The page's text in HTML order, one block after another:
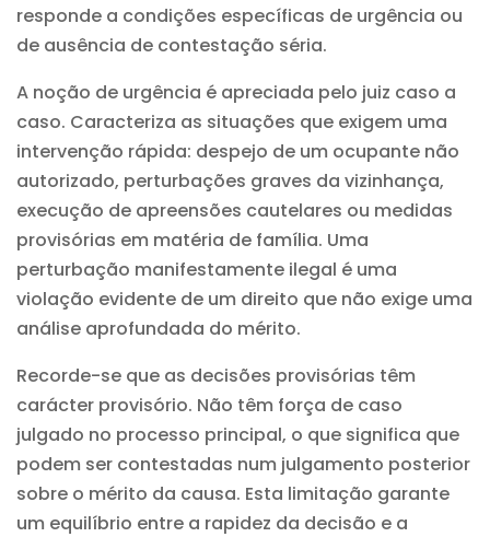
responde a condições específicas de urgência ou
de ausência de contestação séria.
A noção de urgência é apreciada pelo juiz caso a
caso. Caracteriza as situações que exigem uma
intervenção rápida: despejo de um ocupante não
autorizado, perturbações graves da vizinhança,
execução de apreensões cautelares ou medidas
provisórias em matéria de família. Uma
perturbação manifestamente ilegal é uma
violação evidente de um direito que não exige uma
análise aprofundada do mérito.
Recorde-se que as decisões provisórias têm
carácter provisório. Não têm força de caso
julgado no processo principal, o que significa que
podem ser contestadas num julgamento posterior
sobre o mérito da causa. Esta limitação garante
um equilíbrio entre a rapidez da decisão e a